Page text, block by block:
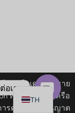
ยนหรือเครื่องหมาย
หรือบริษัทในเครือ
ารค้าที่ได้รับอนุญาต
TH
EN
เรา
เปิด